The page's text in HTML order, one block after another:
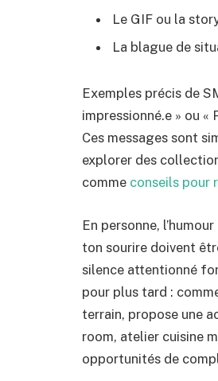
Le GIF ou la
La blague de
Exemples précis de
impressionné.e » ou
Ces messages sont
explorer des
comme conseils pour
En personne,
ton sourire doivent
silence attentionné
pour plus tard :
terrain, propose une
room, atelier cuisine
opportunités de